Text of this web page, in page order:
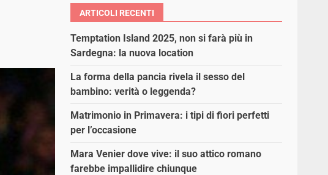
ARTICOLI RECENTI
Temptation Island 2025, non si farà più in
Sardegna: la nuova location
La forma della pancia rivela il sesso del
bambino: verità o leggenda?
Matrimonio in Primavera: i tipi di fiori perfetti
per l’occasione
Mara Venier dove vive: il suo attico romano
farebbe impallidire chiunque